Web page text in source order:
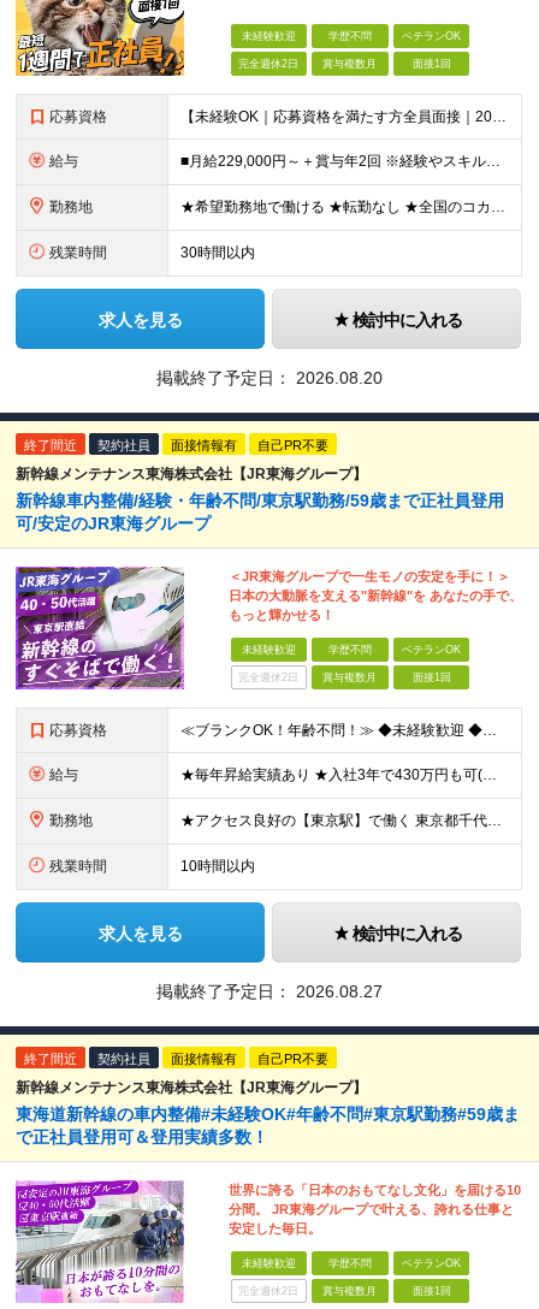
未経験歓迎 学歴不問 ベテランOK
完全週休2日 賞与複数月 面接1回
応募資格 【未経験OK｜応募資格を満たす方全員面接｜20代～40代多数活躍中！】 ◎学歴不問 ◎前職不問 ◎転職回数不問 ◎普通運転免許（AT限定可）をお持ちの方 ◎44歳以下の方（※長期のキャリア形成を図るた
給与 ■月給229,000円～＋賞与年2回 ※経験やスキルにより考慮いたします ※試用期間は全国共通で1～3ヶ月あり（習熟度により変動：給与・その他条件の差異なし） ※上記には固定残業代を含みます（エリアに
勤務地 ★希望勤務地で働ける ★転勤なし ★全国のコカ・コーラ社営業所で募集中 ※エリア詳細は以下よりご確認ください。
残業時間 30時間以内
求人を見る 検討中に入れる
掲載終了予定日： 2026.08.20
終了間近 契約社員 面接情報有 自己PR不要
新幹線メンテナンス東海株式会社【JR東海グループ】
新幹線車内整備/経験・年齢不問/東京駅勤務/59歳まで正社員登用
可/安定のJR東海グループ
＜JR東海グループで一生モノの安定を手に！＞
日本の大動脈を支える"新幹線"を あなたの手で、
もっと輝かせる！
未経験歓迎 学歴不問 ベテランOK
完全週休2日 賞与複数月 面接1回
応募資格 ≪ブランクOK！年齢不問！≫ ◆未経験歓迎 ◆学歴不問 主婦(夫)や新卒、第二新卒、フリーターやミドル層、シニア層の方など大歓迎です！ ★年齢構成★20代・30代：20％／40代・50代：61％
給与 ★毎年昇給実績あり ★入社3年で430万円も可(正社員登用された場合) ■入社時月収例：25万2840円(1万2040円×21日)＋賞与支給実績有（年2回・2025年度） 日給1万2040円 ※別
勤務地 ★アクセス良好の【東京駅】で働く 東京都千代田区丸の内1-9-1 ※(変更の範囲)上記を除く当社関連勤務地
残業時間 10時間以内
求人を見る 検討中に入れる
掲載終了予定日： 2026.08.27
終了間近 契約社員 面接情報有 自己PR不要
新幹線メンテナンス東海株式会社【JR東海グループ】
東海道新幹線の車内整備#未経験OK#年齢不問#東京駅勤務#59歳ま
で正社員登用可＆登用実績多数！
世界に誇る「日本のおもてなし文化」を届ける10
分間。 JR東海グループで叶える、誇れる仕事と
安定した毎日。
未経験歓迎 学歴不問 ベテランOK
完全週休2日 賞与複数月 面接1回